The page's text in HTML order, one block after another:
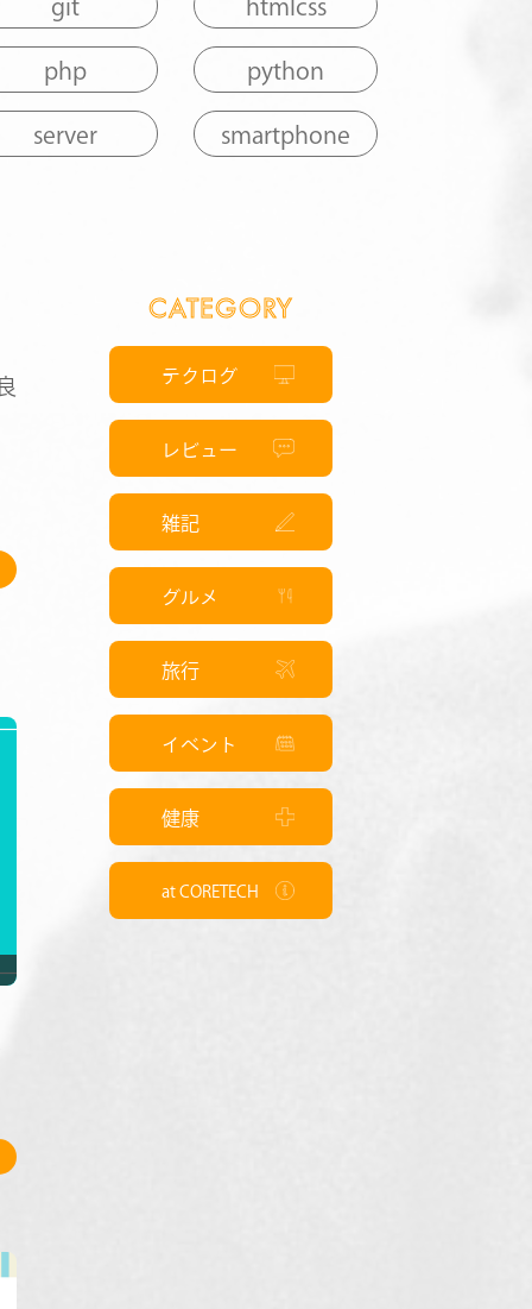
git htmlcss
php python
server smartphone
CATEGORY
テクログ
レビュー
雑記
グルメ
旅行
イベント
健康
at CORETECH